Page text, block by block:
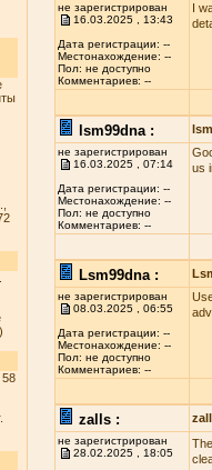
58
не зарегистрирован
16.03.2025 , 13:43
Дата регистрации: --
Местонахождение: --
Пол: не доступно
Комментариев: --
I
lsm99dna :
не зарегистрирован
16.03.2025 , 07:14
Дата регистрации: --
Местонахождение: --
Пол: не доступно
Комментариев: --
us
Lsm99dna :
не зарегистрирован
08.03.2025 , 06:55
Дата регистрации: --
Местонахождение: --
Пол: не доступно
Комментариев: --
zalls :
не зарегистрирован
28.02.2025 , 18:05
The